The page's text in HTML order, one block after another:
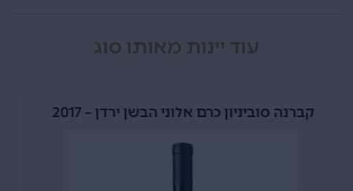
עוד יינות מאותו סוג
פטי ורדו ירדן – 2019